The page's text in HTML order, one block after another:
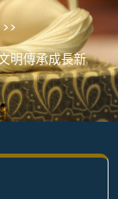
明傳承成長新